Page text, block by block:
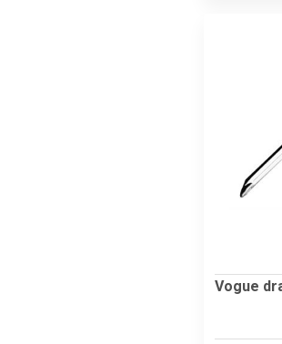
Vogue